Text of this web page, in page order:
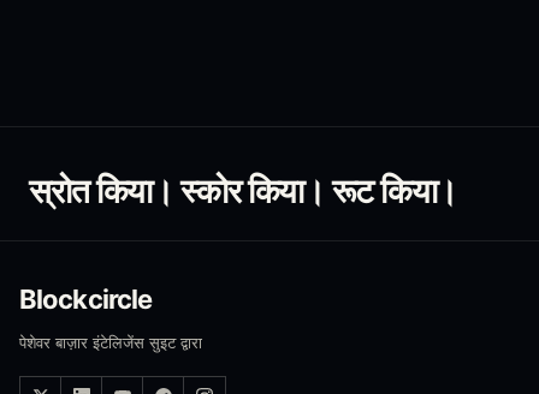
स्रोत किया। स्कोर किया। रूट किया।
Blockcircle
पेशेवर बाज़ार इंटेलिजेंस सुइट द्वारा